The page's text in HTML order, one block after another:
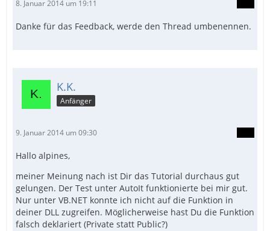
8. Januar 2014 um 19:11
Danke für das Feedback, werde den Thread umbenennen.
K.K.
Anfänger
9. Januar 2014 um 09:30
Hallo alpines,
meiner Meinung nach ist Dir das Tutorial durchaus gut
gelungen. Der Test unter AutoIt funktionierte bei mir gut.
Nur unter VB.NET konnte ich nicht auf die Funktion in
deiner DLL zugreifen. Möglicherweise hast Du die Funktion
falsch deklariert (Private statt Public?)